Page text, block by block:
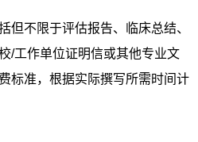
但不限于评估报告、临床总结、
/工作单位证明信或其他专业文
标准，根据实际撰写所需时间计